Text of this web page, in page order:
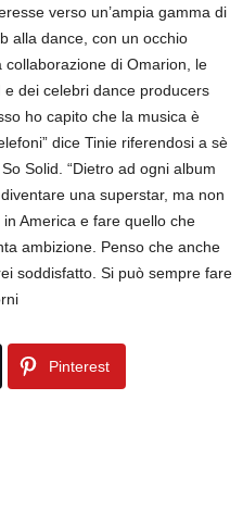
verso un’ampia gamma di
alla dance, con un occhio
collaborazione di Omarion, le
e dei celebri dance producers
ho capito che la musica è
dice Tinie riferendosi a sè
Solid. “Dietro ad ogni album
una superstar, ma non
America e fare quello che
ambizione. Penso che anche
soddisfatto. Si può sempre fare
Pinterest